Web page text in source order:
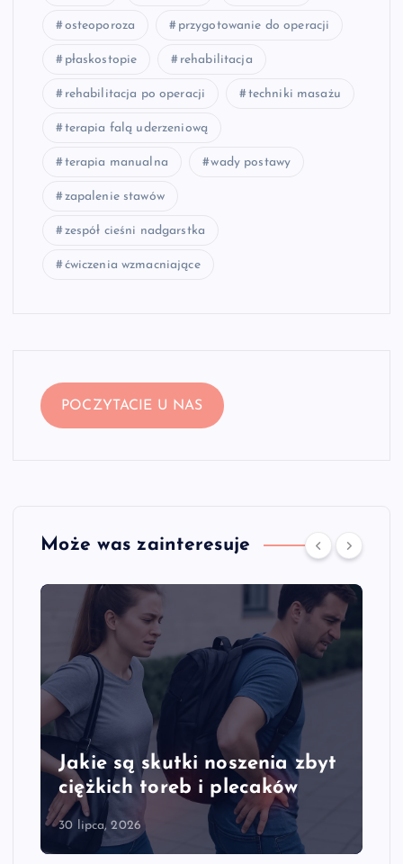
osteoporoza przygotowanie do operacji
płaskostopie rehabilitacja
rehabilitacja po operacji techniki masażu
terapia falą uderzeniową
terapia manualna wady postawy
zapalenie stawów
zespół cieśni nadgarstka
ćwiczenia wzmacniające
POCZYTACIE U NAS
Może was zainteresuje
Jakie są skutki noszenia zbyt
ciężkich toreb i plecaków
30 lipca, 2026